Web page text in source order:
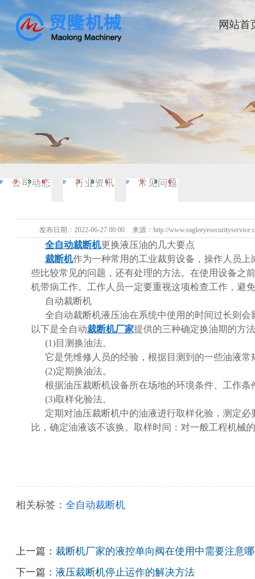
网站首
公司动态 行业资讯 常见问题
发布日期： 2022-06-27 00:00 来源： http://
全自动裁断机更换液压油的几大要点
裁断机作为一种常用的工业裁剪设备，操作人员
些比较常见的问题，还有处理的方法。在使用设备之
机带病工作。工作人员一定要重视这项检查工作，避
自动裁断机
全自动裁断机液压油在系统中使用的时间过长则
以下是全自动裁断机厂家提供的三种确定换油期的方
(1)目测换油法。
它是凭维修人员的经验，根据目测到的一些油液
(2)定期换油法。
根据油压裁断机设备所在场地的环境条件、工作
(3)取样化验法。
定期对油压裁断机中的油液进行取样化验，测定
比，确定油液该不该换。取样时间：对一般工程机械
相关标签： 全自动裁断机
上一篇： 裁断机厂家的液控单向阀在使用中需要注意
下一篇： 液压裁断机停止运作的解决方法